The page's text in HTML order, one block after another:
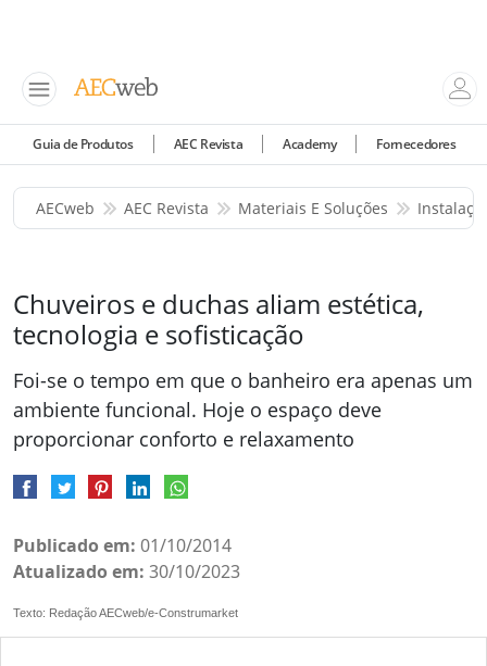
Guia de Produtos AEC Revista Academy Fornecedores
AECweb AEC Revista Materiais E Soluções
Chuveiros e duchas aliam estética,
tecnologia e sofisticação
Foi-se o tempo em que o banheiro era apenas um
ambiente funcional. Hoje o espaço deve
proporcionar conforto e relaxamento
Publicado em: 01/10/2014
Atualizado em: 30/10/2023
Texto: Redação AECweb/e-Construmarket